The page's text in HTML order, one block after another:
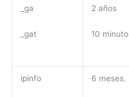
_ga
_gat
2 años
10
ipinfo 6 meses.